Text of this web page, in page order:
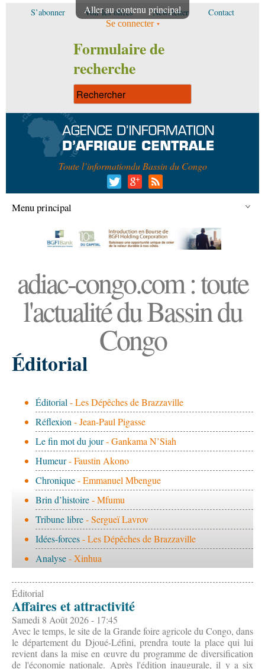
Aller au contenu principal
S’abonner Voir les offres Newsletter Contact
Se connecter
Formulaire de
recherche
Toute l’informationdu Bassin du Congo
Menu principal
adiac-congo.com : toute
l'actualité du Bassin du
Congo
Éditorial
Éditorial - Les Dépêches de Brazzaville
Réflexion - Jean-Paul Pigasse
Le fin mot du jour- Gankama N’Siah
Humeur- Faustin Akono
Chronique- Emmanuel Mbengue
Brin d’histoire- Mfumu
Tribune libre- Sergueï Lavrov
Idées-forces- Les Dépêches de Brazzaville
Analyse- Xinhua
Éditorial
Affaires et attractivité
Samedi 8 Août 2026 - 17:45
Avec le temps, le site de la Grande foire agricole du Congo, dans
le département du Djoué-Léfini, prendra toute la place qui lui
revient dans la mise en œuvre du programme de diversification
de l'économie nationale. Après l'édition inaugurale, il y a six